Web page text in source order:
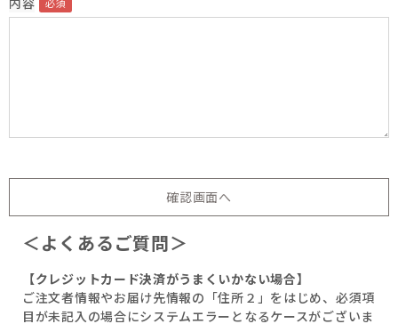
＜よくあるご質問＞
【クレジットカード決済がうまくいかない場合】
ご注文者情報やお届け先情報の「住所２」をはじめ、必須項
目が未記入の場合にシステムエラーとなるケースがございま